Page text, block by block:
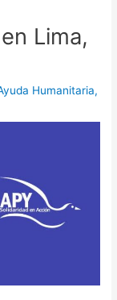
Lima,
Humanitaria,